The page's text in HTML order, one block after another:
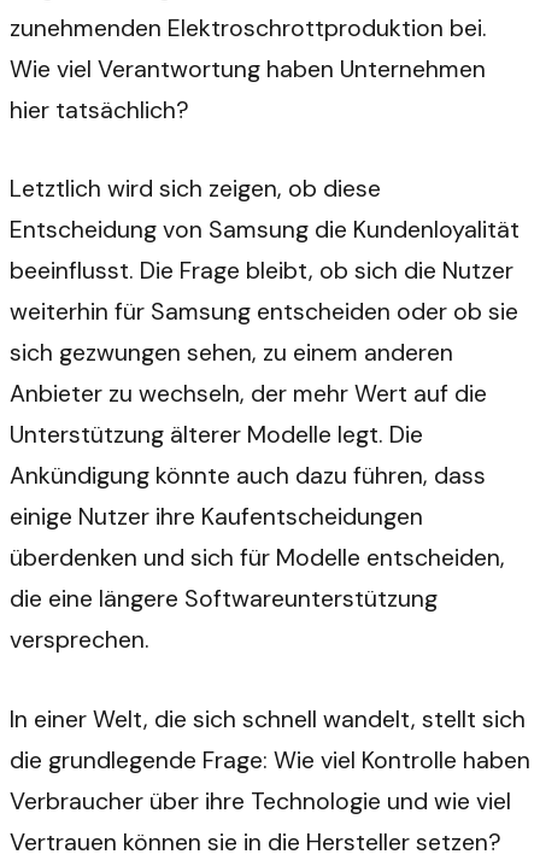
zunehmenden Elektroschrottproduktion bei.
Wie viel Verantwortung haben Unternehmen
hier tatsächlich?
Letztlich wird sich zeigen, ob diese
Entscheidung von Samsung die Kundenloyalität
beeinflusst. Die Frage bleibt, ob sich die Nutzer
weiterhin für Samsung entscheiden oder ob sie
sich gezwungen sehen, zu einem anderen
Anbieter zu wechseln, der mehr Wert auf die
Unterstützung älterer Modelle legt. Die
Ankündigung könnte auch dazu führen, dass
einige Nutzer ihre Kaufentscheidungen
überdenken und sich für Modelle entscheiden,
die eine längere Softwareunterstützung
versprechen.
In einer Welt, die sich schnell wandelt, stellt sich
die grundlegende Frage: Wie viel Kontrolle haben
Verbraucher über ihre Technologie und wie viel
Vertrauen können sie in die Hersteller setzen?